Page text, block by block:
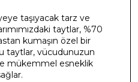
taşıyacak tarz ve
taytlar, %70
kumaşın özel bir
taytlar, vücudunuzun
mükemmel esneklik